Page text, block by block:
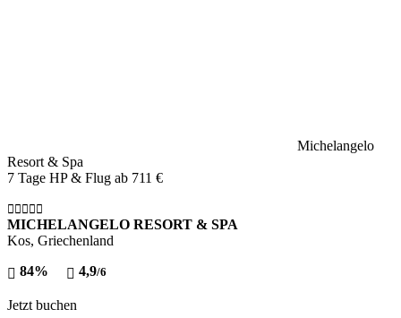
Michelangelo
Resort & Spa
7 Tage HP & Flug ab 711 €
MICHELANGELO RESORT & SPA
Kos, Griechenland
84%
4,9/6
Jetzt buchen